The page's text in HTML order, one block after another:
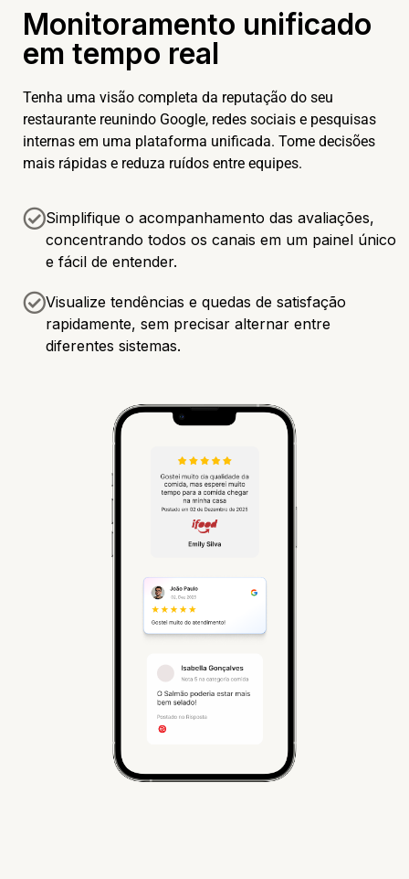
Monitoramento unificado
em tempo real
Tenha uma visão completa da reputação do seu
restaurante reunindo Google, redes sociais e pesquisas
internas em uma plataforma unificada. Tome decisões
mais rápidas e reduza ruídos entre equipes.
Simplifique o acompanhamento das avaliações,
concentrando todos os canais em um painel único
e fácil de entender.
Visualize tendências e quedas de satisfação
rapidamente, sem precisar alternar entre
diferentes sistemas.